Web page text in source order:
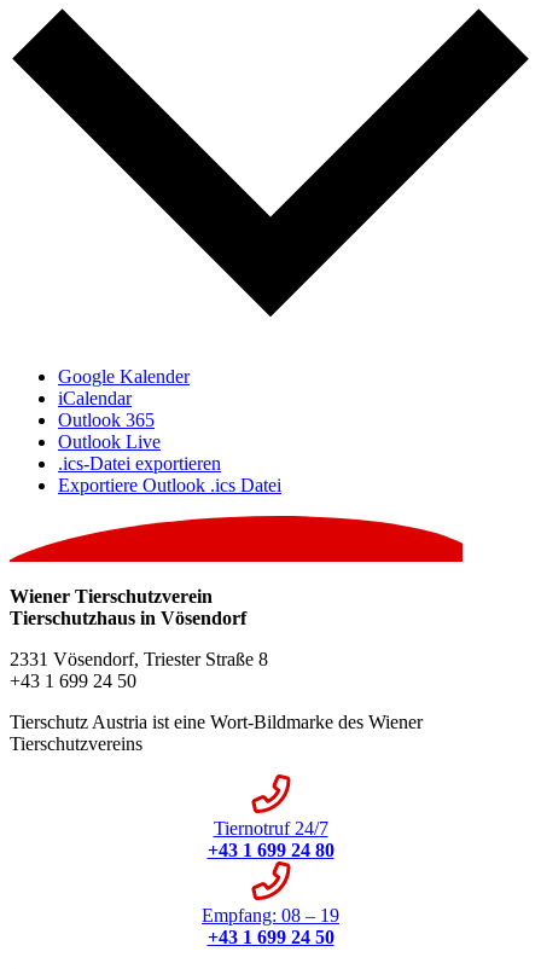
Google Kalender
iCalendar
Outlook 365
Outlook Live
.ics-Datei exportieren
Exportiere Outlook .ics Datei
Wiener Tierschutzverein
Tierschutzhaus in Vösendorf
2331 Vösendorf, Triester Straße 8
+43 1 699 24 50
Tierschutz Austria ist eine Wort-Bildmarke des Wiener
Tierschutzvereins
Tiernotruf 24/7
+43 1 699 24 80
Empfang: 08 – 19
+43 1 699 24 50